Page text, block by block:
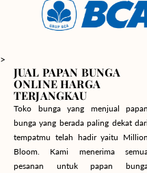
>
JUAL PAPAN BUNGA
ONLINE HARGA
TERJANGKAU
Toko bunga yang menjual papan
bunga yang berada paling dekat dari
tempatmu telah hadir yaitu Million
Bloom. Kami menerima semua
pesanan untuk papan